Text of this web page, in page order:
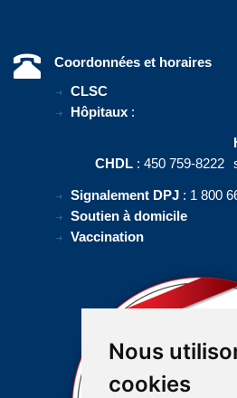
Nous
cookies
Coordonnées et horaires
CLSC
Hôpitaux :
CHDL : 450 759-8222
Signalement DPJ : 1 800
Soutien à domicile
Vaccination